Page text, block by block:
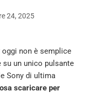
24, 2025
non è semplice
un unico pulsante
Sony di ultima
scaricare per